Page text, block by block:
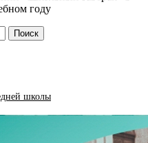
году
Поиск
школы